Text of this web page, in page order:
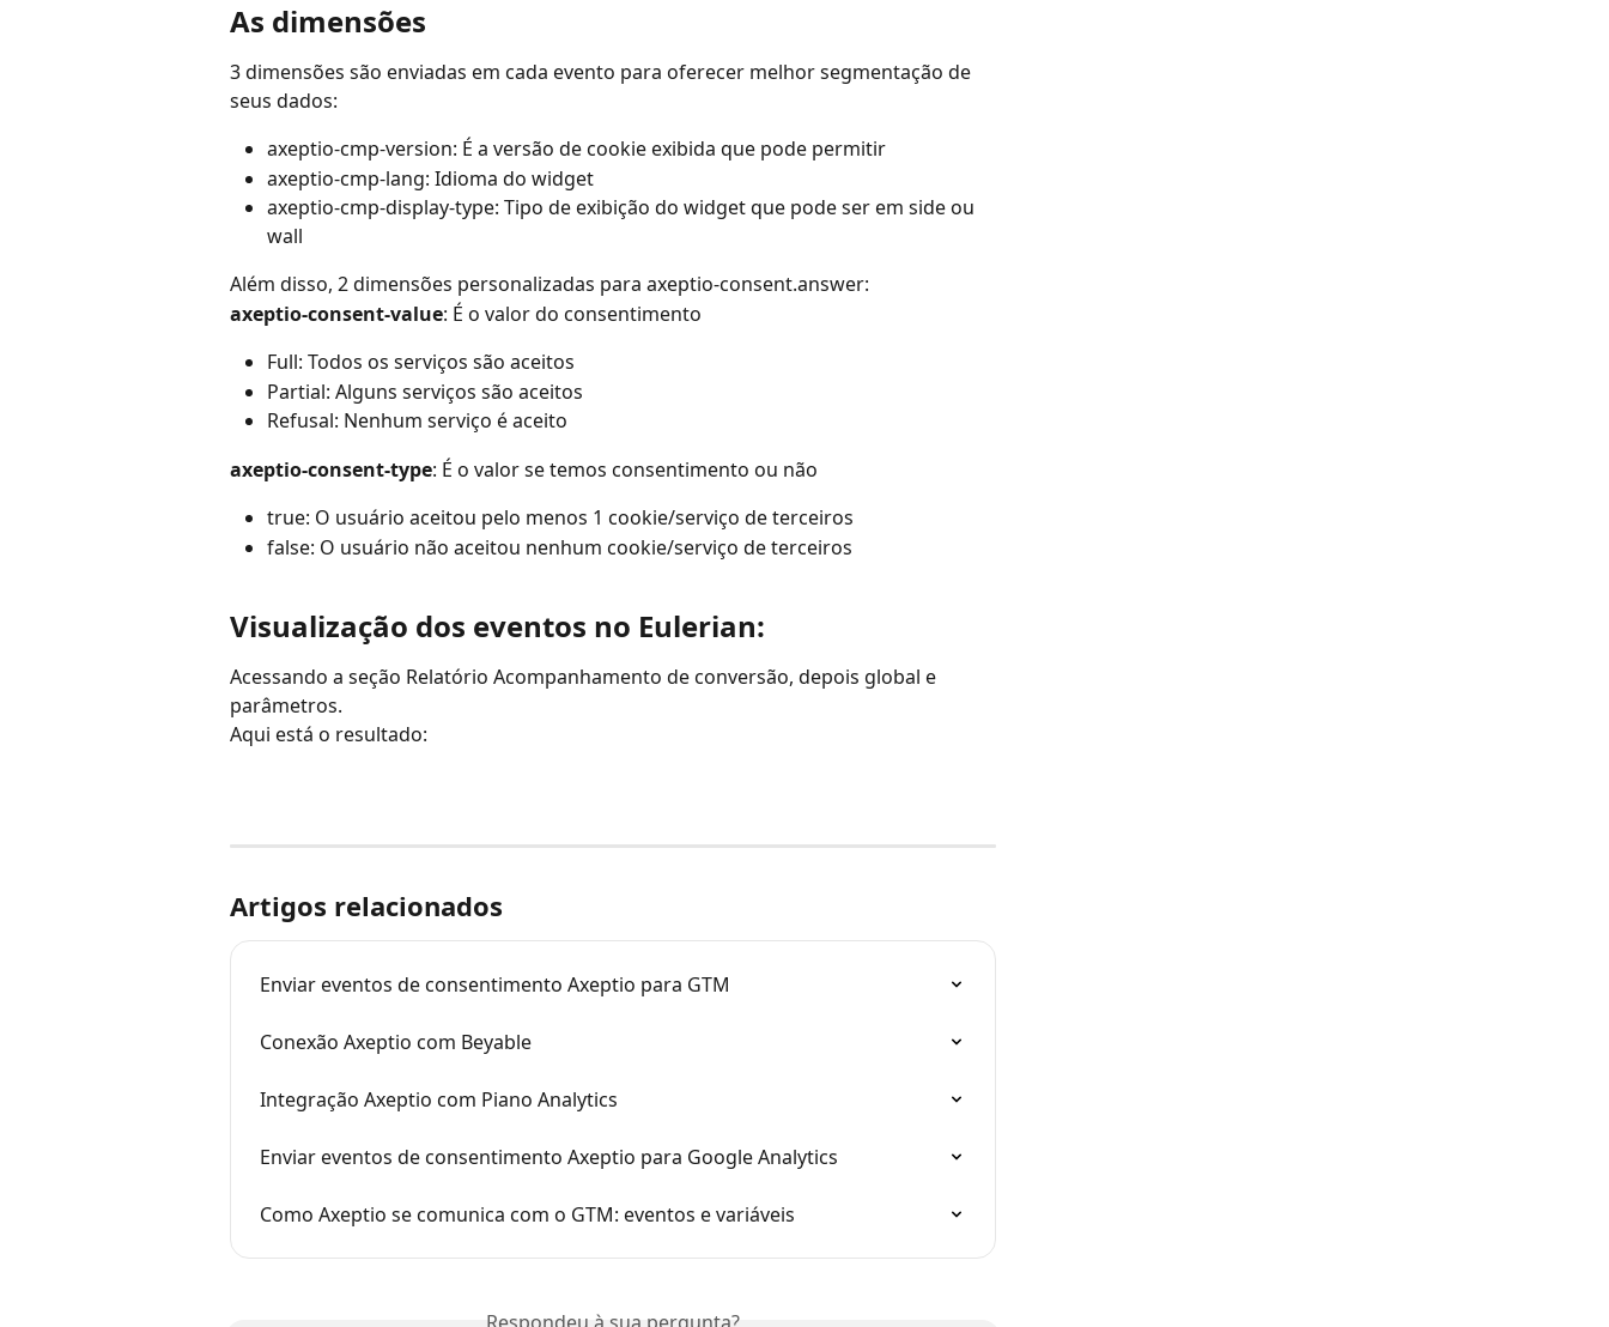
As dimensões
3 dimensões são enviadas em cada evento para oferecer melhor segmentação de
seus dados:
axeptio-cmp-version: É a versão de cookie exibida que pode permitir
axeptio-cmp-lang: Idioma do widget
axeptio-cmp-display-type: Tipo de exibição do widget que pode ser em side ou
wall
Além disso, 2 dimensões personalizadas para axeptio-consent.answer:
axeptio-consent-value: É o valor do consentimento
Full: Todos os serviços são aceitos
Partial: Alguns serviços são aceitos
Refusal: Nenhum serviço é aceito
axeptio-consent-type: É o valor se temos consentimento ou não
true: O usuário aceitou pelo menos 1 cookie/serviço de terceiros
false: O usuário não aceitou nenhum cookie/serviço de terceiros
Visualização dos eventos no Eulerian:
Acessando a seção Relatório Acompanhamento de conversão, depois global e
parâmetros.
Aqui está o resultado:
Artigos relacionados
Enviar eventos de consentimento Axeptio para GTM
Conexão Axeptio com Beyable
Integração Axeptio com Piano Analytics
Enviar eventos de consentimento Axeptio para Google Analytics
Como Axeptio se comunica com o GTM: eventos e variáveis